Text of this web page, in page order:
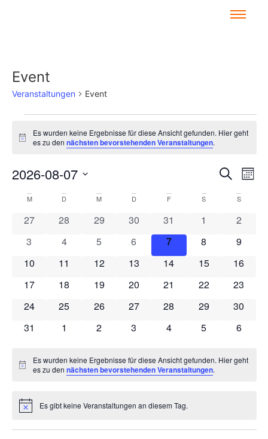
Event
Veranstaltungen Event
Hinweis
Es wurden keine Ergebnisse für diese Ansicht gefunden. Hier geht
es zu dennächsten bevorstehenden Veranstaltungen.
und
Suche
2026-08-07
wählen.
Kalender
von
Veranstaltungen
M D M D F S S
0 Veranstaltungen
27 0 Veranstaltungen
28 0 Veranstaltungen
29 0 Veranstaltungen
30 0 Veranstaltungen
31 0
1 0
2
0 Veranstaltungen
3 0 Veranstaltungen
4 0 Veranstaltungen
5 0 Veranstaltungen
6 0 Veranstaltungen
7 0
8 0
9
0 Veranstaltungen
10 0 Veranstaltungen
11 0 Veranstaltungen
12 0 Veranstaltungen
13 0 Veranstaltungen
14 0
15 0
16
0 Veranstaltungen
17 0 Veranstaltungen
18 0 Veranstaltungen
19 0 Veranstaltungen
20 0 Veranstaltungen
21 0
22 0
23
0 Veranstaltungen
24 0 Veranstaltungen
25 0 Veranstaltungen
26 0 Veranstaltungen
27 0 Veranstaltungen
28 0
29 0
30
0 Veranstaltungen
31 0 Veranstaltungen
1 0 Veranstaltungen
2 0 Veranstaltungen
3 0 Veranstaltungen
4 0
5 0
6
Hinweis
Es wurden keine Ergebnisse für diese Ansicht gefunden. Hier geht
es zu dennächsten bevorstehenden Veranstaltungen.
HinweisEs gibt keine Veranstaltungen an diesem Tag.